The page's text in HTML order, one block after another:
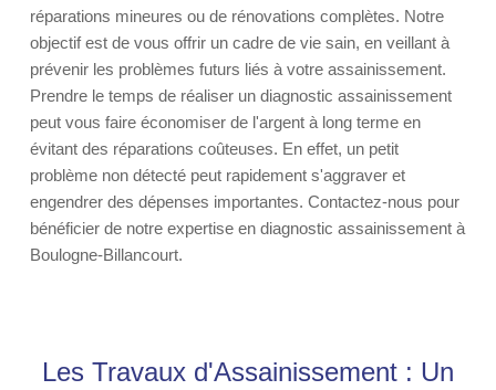
réparations mineures ou de rénovations complètes. Notre
objectif est de vous offrir un cadre de vie sain, en veillant à
prévenir les problèmes futurs liés à votre assainissement.
Prendre le temps de réaliser un diagnostic assainissement
peut vous faire économiser de l'argent à long terme en
évitant des réparations coûteuses. En effet, un petit
problème non détecté peut rapidement s'aggraver et
engendrer des dépenses importantes. Contactez-nous pour
bénéficier de notre expertise en diagnostic assainissement à
Boulogne-Billancourt.
Les Travaux d'Assainissement : Un